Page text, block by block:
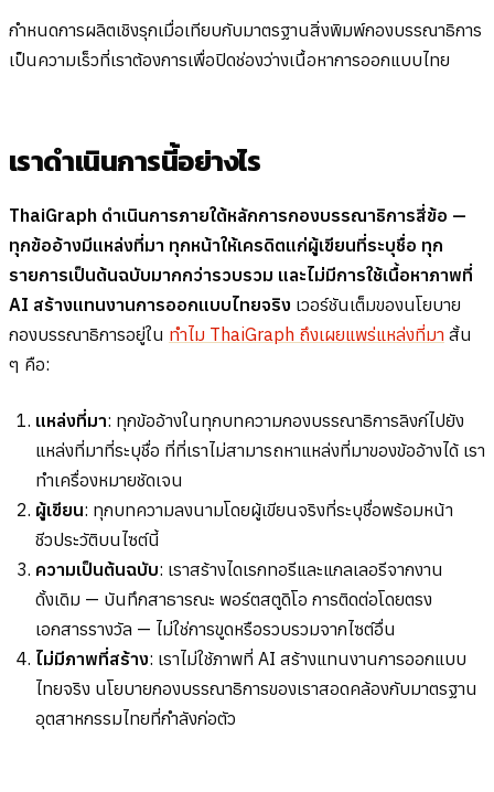
กำหนดการผลิตเชิงรุกเมื่อเทียบกับมาตรฐานสิ่งพิมพ์กองบรรณาธิการ
เป็นความเร็วที่เราต้องการเพื่อปิดช่องว่างเนื้อหาการออกแบบไทย
เราดำเนินการนี้อย่างไร
ThaiGraph ดำเนินการภายใต้หลักการกองบรรณาธิการสี่ข้อ —
ทุกข้ออ้างมีแหล่งที่มา ทุกหน้าให้เครดิตแก่ผู้เขียนที่ระบุชื่อ ทุก
รายการเป็นต้นฉบับมากกว่ารวบรวม และไม่มีการใช้เนื้อหาภาพที่
AI สร้างแทนงานการออกแบบไทยจริง เวอร์ชันเต็มของนโยบาย
กองบรรณาธิการอยู่ใน ทำไม ThaiGraph ถึงเผยแพร่แหล่งที่มา สั้น
ๆ คือ:
แหล่งที่มา: ทุกข้ออ้างในทุกบทความกองบรรณาธิการลิงก์ไปยัง
แหล่งที่มาที่ระบุชื่อ ที่ที่เราไม่สามารถหาแหล่งที่มาของข้ออ้างได้ เรา
ทำเครื่องหมายชัดเจน
ผู้เขียน: ทุกบทความลงนามโดยผู้เขียนจริงที่ระบุชื่อพร้อมหน้า
ชีวประวัติบนไซต์นี้
ความเป็นต้นฉบับ: เราสร้างไดเรกทอรีและแกลเลอรีจากงาน
ดั้งเดิม — บันทึกสาธารณะ พอร์ตสตูดิโอ การติดต่อโดยตรง
เอกสารรางวัล — ไม่ใช่การขูดหรือรวบรวมจากไซต์อื่น
ไม่มีภาพที่สร้าง: เราไม่ใช้ภาพที่ AI สร้างแทนงานการออกแบบ
ไทยจริง นโยบายกองบรรณาธิการของเราสอดคล้องกับมาตรฐาน
อุตสาหกรรมไทยที่กำลังก่อตัว